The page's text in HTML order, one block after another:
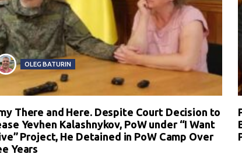
OLEG BATURIN
There and Here. Despite Court Decision to
Yevhen Kalashnykov, PoW under “I Want
Project, He Detained in PoW Camp Over
Years